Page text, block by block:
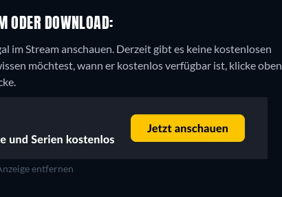
ODER DOWNLOAD:
im Stream anschauen. Derzeit gibt es keine kostenlosen
möchtest, wann er kostenlos verfügbar ist, klicke oben
entfernen